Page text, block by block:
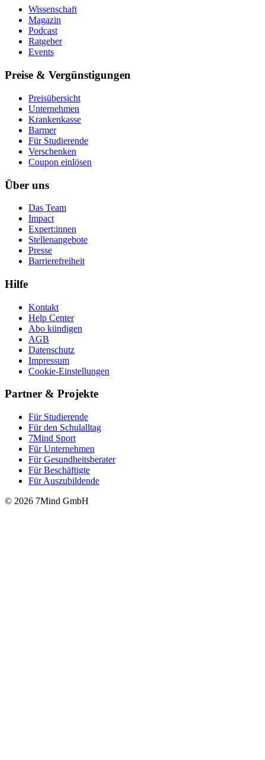
Wissenschaft
Magazin
Podcast
Ratgeber
Events
Preise & Vergünstigungen
Preisübersicht
Unternehmen
Krankenkasse
Barmer
Für Studierende
Ver­schen­ken
Coupon einlösen
Über uns
Das Team
Impact
Expert:innen
Stellenangebote
Presse
Barrierefreiheit
Hilfe
Kontakt
Help Center
Abo kündigen
AGB
Datenschutz
Impressum
Cookie-Einstellungen
Partner & Projekte
Für Stu­die­rende
Für den Schulalltag
7Mind Sport
Für Unter­neh­men
Für Gesund­heits­be­ra­ter
Für Beschäftigte
Für Auszubildende
© 2026 7Mind GmbH